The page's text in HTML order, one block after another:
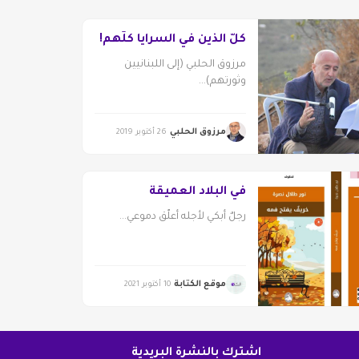
كلّ الذين في السرايا كلّهم!
مرزوق الحلبي (إلى اللبنانيين
وثورتهم)...
مرزوق الحلبي 26 أكتوبر 2019
في البلاد العميقة
رجلٌ أبكي لأجله أعلّق دموعي...
موقع الكتابة 10 أكتوبر 2021
اشترك بالنشرة البريدية